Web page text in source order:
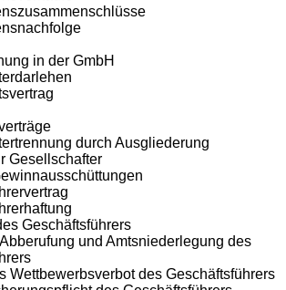
in der GmbH
durch Ausgliederung
Gesellschafter
Geschäftsführers
und Amtsniederlegung des
Wettbewerbsverbot des Geschäftsführers